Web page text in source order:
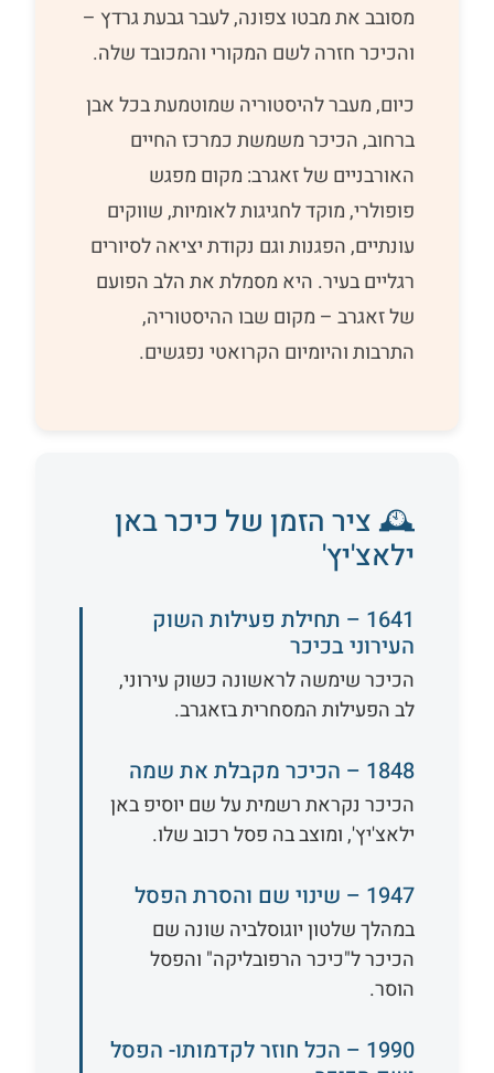
מסובב את מבטו צפונה, לעבר גבעת גרדץ –
והכיכר חזרה לשם המקורי והמכובד שלה.
כיום, מעבר להיסטוריה שמוטמעת בכל אבן
ברחוב, הכיכר משמשת כמרכז החיים
האורבניים של זאגרב: מקום מפגש
פופולרי, מוקד לחגיגות לאומיות, שווקים
עונתיים, הפגנות וגם נקודת יציאה לסיורים
רגליים בעיר. היא מסמלת את הלב הפועם
של זאגרב – מקום שבו ההיסטוריה,
התרבות והיומיום הקרואטי נפגשים.
🕰️ ציר הזמן של כיכר באן
ילאצ'יץ'
1641 – תחילת פעילות השוק
העירוני בכיכר
הכיכר שימשה לראשונה כשוק עירוני,
לב הפעילות המסחרית בזאגרב.
1848 – הכיכר מקבלת את שמה
הכיכר נקראת רשמית על שם יוסיפ באן
ילאצ'יץ', ומוצב בה פסל רכוב שלו.
1947 – שינוי שם והסרת הפסל
במהלך שלטון יוגוסלביה שונה שם
הכיכר ל"כיכר הרפובליקה" והפסל
הוסר.
1990 – הכל חוזר לקדמותו- הפסל